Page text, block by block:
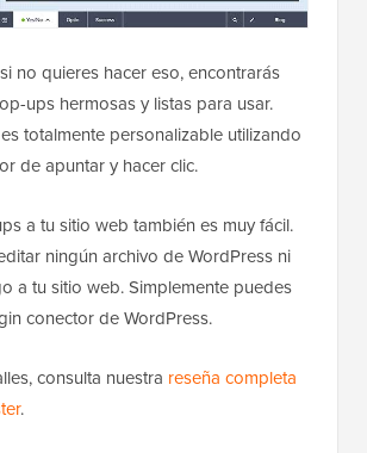
no quieres hacer eso, encontrarás
ups hermosas y listas para usar.
totalmente personalizable utilizando
de apuntar y hacer clic.
a tu sitio web también es muy fácil.
ningún archivo de WordPress ni
a tu sitio web. Simplemente puedes
conector de WordPress.
consulta nuestra reseña completa
.